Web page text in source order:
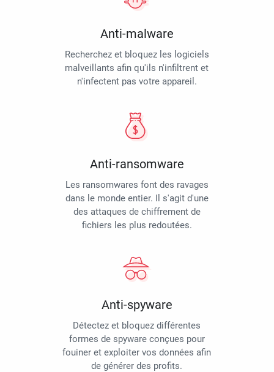
Anti-malware
Recherchez et bloquez les logiciels
malveillants afin qu'ils n'infiltrent et
n'infectent pas votre appareil.
Anti-ransomware
Les ransomwares font des ravages
dans le monde entier. Il s'agit d'une
des attaques de chiffrement de
fichiers les plus redoutées.
Anti-spyware
Détectez et bloquez différentes
formes de spyware conçues pour
fouiner et exploiter vos données afin
de générer des profits.